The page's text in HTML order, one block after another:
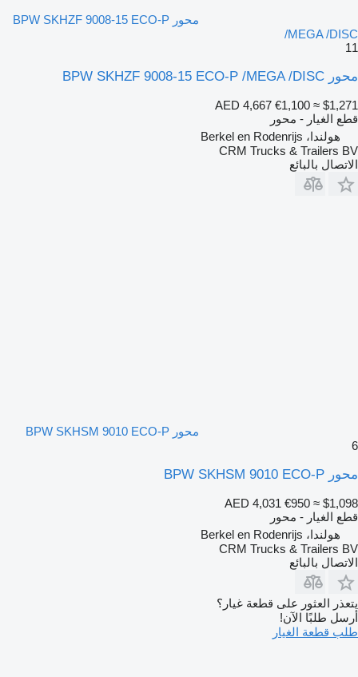
محور BPW SKHZF 9008-15 ECO-P
/MEGA /DISC
11
محور BPW SKHZF 9008-15 ECO-P /MEGA /DISC
AED 4,667 €1,100 ≈ $1,271
قطع الغيار - محور
هولندا، Berkel en Rodenrijs
CRM Trucks & Trailers BV
الاتصال بالبائع
محور BPW SKHSM 9010 ECO-P
6
محور BPW SKHSM 9010 ECO-P
AED 4,031 €950 ≈ $1,098
قطع الغيار - محور
هولندا، Berkel en Rodenrijs
CRM Trucks & Trailers BV
الاتصال بالبائع
يتعذر العثور على قطعة غيار؟
أرسل طلبًا الآن!
طلب قطعة الغيار